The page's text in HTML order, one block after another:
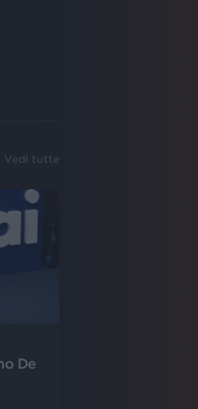
Vedi tutte
De